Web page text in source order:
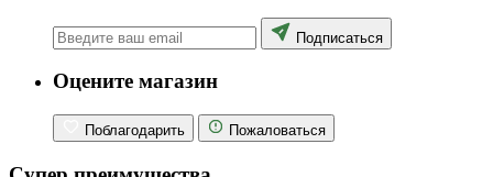
Подписаться
Оцените магазин
Поблагодарить Пожаловаться